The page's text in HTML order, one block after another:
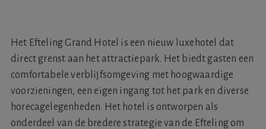
Het Efteling Grand Hotel is een nieuw luxehotel dat
direct grenst aan het attractiepark. Het biedt gasten een
comfortabele verblijfsomgeving met hoogwaardige
voorzieningen, een eigen ingang tot het park en diverse
horecagelegenheden. Het hotel is ontworpen als
onderdeel van de bredere strategie van de Efteling om